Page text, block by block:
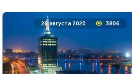
26 августа 2020 3806